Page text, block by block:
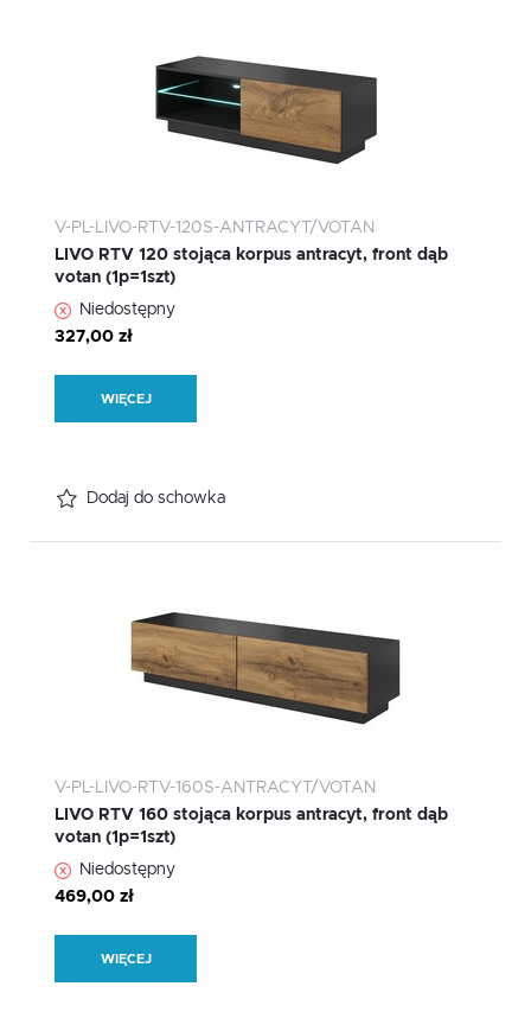
V-PL-LIVO-RTV-120S-ANTRACYT/VOTAN
LIVO RTV 120 stojąca korpus antracyt, front dąb
votan (1p=1szt)
Niedostępny
327,00 zł
WIĘCEJ
Dodaj do schowka
V-PL-LIVO-RTV-160S-ANTRACYT/VOTAN
LIVO RTV 160 stojąca korpus antracyt, front dąb
votan (1p=1szt)
Niedostępny
469,00 zł
WIĘCEJ